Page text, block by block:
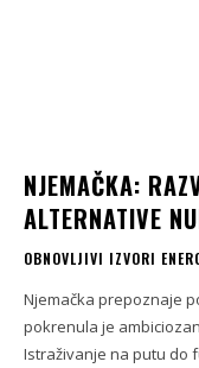
NJEMAČKA:
ALTERNATIVE
OBNOVLJIVI IZVORI
Njemačka prepoznaje
pokrenula je
Istraživanje na putu do